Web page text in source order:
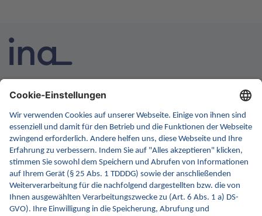
INA ist die nationale Wissensplattform für Interoperabilität.
Gesundheitswesen werden. Dafür erweitern wir
kontinuierlich die Inhalte und Funktionen von INA.
Kontakt
Kontaktformular